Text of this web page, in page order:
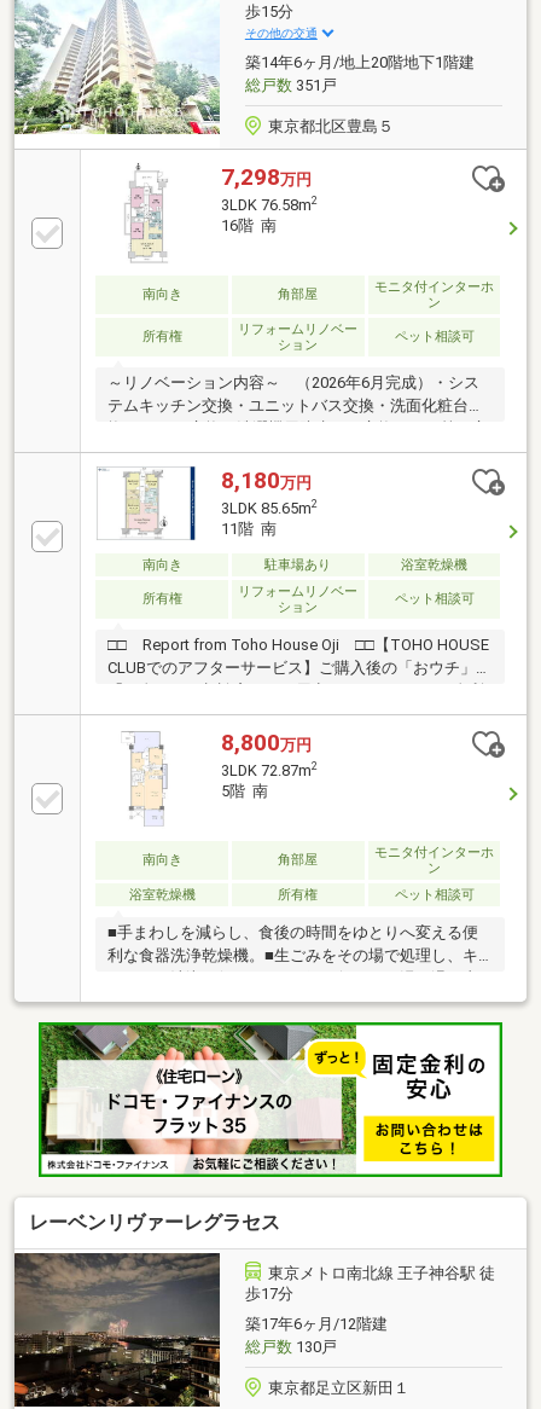
ットを設けた、収納スペース充実プラン■家事しなが
らでもリビングを見渡せ、開放感もあふれるオープン
カウンターキッチン■雨の日のお洗濯に重宝する浴室
換気乾燥機付きバスルーム
歩15分
その他の交通
築14年6ヶ月/地上20階地下1階建
総戸数351戸
東京都北区豊島５
7,298万円
3LDK 76.58m2
16階 南
南向き 角部屋
モニタ付インターホ
ン
所有権
リフォームリノベー
ション
ペット相談可
～リノベーション内容～ （2026年6月完成）・シス
テムキッチン交換・ユニットバス交換・洗面化粧台交
通機関のご案内～・東京メトロ南北線「王子神谷」駅
徒歩15分・JR山手線「池袋」駅 バス36分 「新豊
橋」バス停 徒歩2分・JR京浜東北線「王子」駅 バ
ス14分 「新豊橋」バス停 徒歩2分
8,180万円
3LDK 85.65m2
11階 南
南向き 駐車場あり 浴室乾燥機
所有権
リフォームリノベー
ション
ペット相談可
□□ Report from Toho House Oji □□【TOHO HOUSE
CLUBでのアフターサービス】ご購入後の「おウチ」と
上昇時のリスクヘッジ、借換え相談、繰上返済のタイ
ミング、各種保険の見直し・・・etc・おウチの設備保
証や定期点検、駆け付けサービス・・・etc購入前のタ
イミングは勿論、購入後のご不安につきましてもご相
談可能です！まずはお気軽に現地をご覧下さいませ。
物件の詳細について、ご見学希望のお客様は下記番号
までお気軽にご連絡下さい。お問い合わせ専用フリー
8,800万円
3LDK 72.87m2
5階 南
南向き 角部屋
モニタ付インターホ
ン
浴室乾燥機
所有権 ペット相談可
■手まわしを減らし、食後の時間をゆとりへ変える便
利な食器洗浄乾燥機。■生ごみをその場で処理し、キ
しができ、いつでも温かい入浴が叶う追焚機能。■雨
の日の洗濯物や、浴室のカビ抑制にも効果的な浴室乾
燥機。■衣類や大型の荷物をまとめて収容し、室内を
広く保つWIC。■日々の暮らしを昼夜問わず見守り、安
全に配慮した24時間警備。■規約の範囲内で、大切な
家族である動物たちと暮らせるペット相談可。■収集
時間を気にせず、ライフスタイルに合わせて利用でき
る24時間ゴミ出し可
レーベンリヴァーレグラセス
東京メトロ南北線 王子神谷駅 徒
歩17分
築17年6ヶ月/12階建
総戸数130戸
東京都足立区新田１